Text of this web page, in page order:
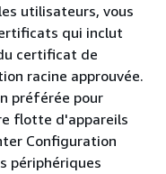
utilisateurs, vous
qui inclut
certificat de
racine approuvée.
préférée pour
flotte d'appareils
Configuration
périphériques